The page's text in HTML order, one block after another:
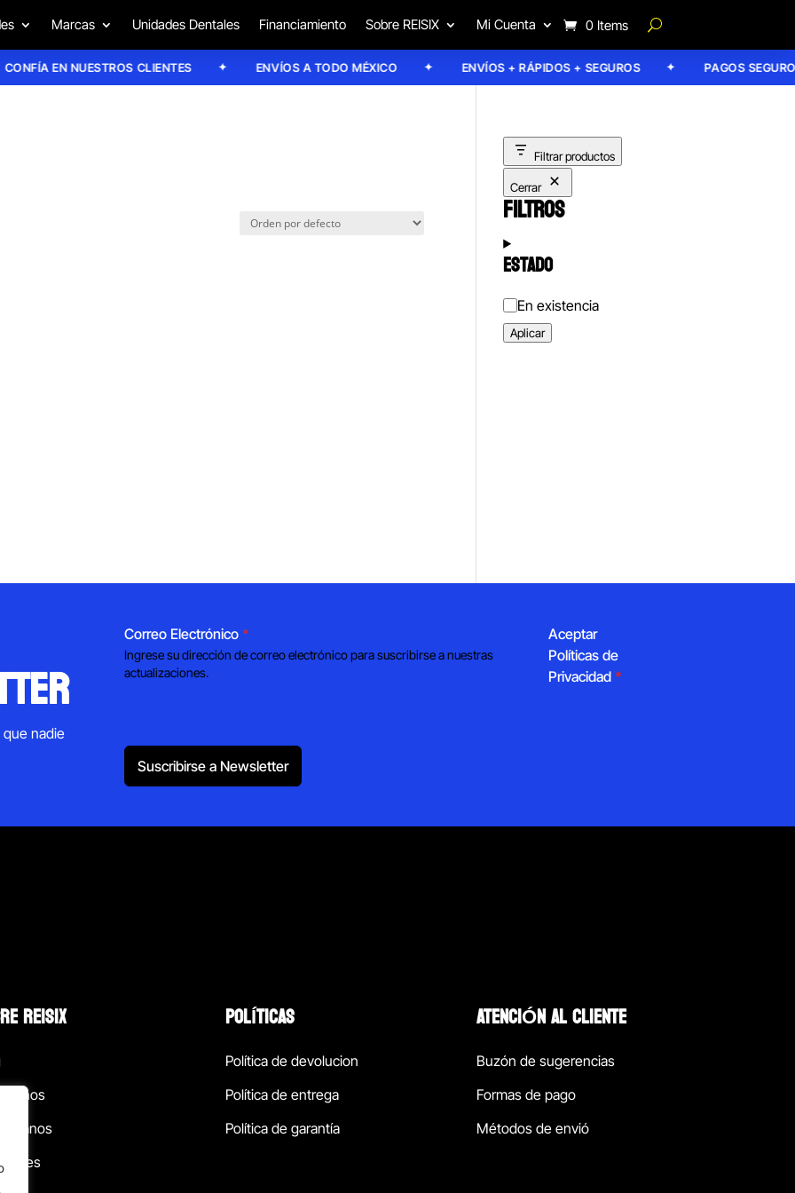
Marcas Unidades Dentales Financiamiento Sobre REISIX Mi Cuenta 0 Items
EN NUESTROS CLIENTES ENVÍOS A TODO MÉXICO ENVÍOS + RÁPIDOS + SEGUROS PAGOS SEGUROS
Filtrar productos
Cerrar
FILTROS
ESTADO
Estado
En existencia
Aplicar
nadie
Correo Electrónico *
Ingrese su dirección de correo electrónico para suscribirse a nuestras
actualizaciones.
Aceptar
Políticas de
Privacidad *
Suscribirse a Newsletter
REISIX POLÍTICAS
Política de devolucion
Política de entrega
Política de garantía
ATENCIÓN AL CLIENTE
Buzón de sugerencias
Formas de pago
Métodos de envió